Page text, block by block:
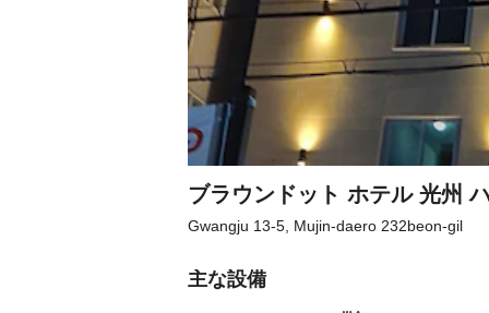
ブラウンドット ホテル 光州
Gwangju 13-5, Mujin-daero 232beon-gil
主な設備